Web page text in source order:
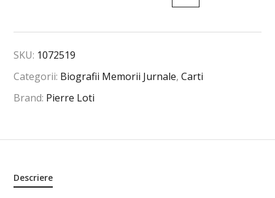
SKU: 1072519
Categorii: Biografii Memorii Jurnale,Carti
Brand: Pierre Loti
Descriere